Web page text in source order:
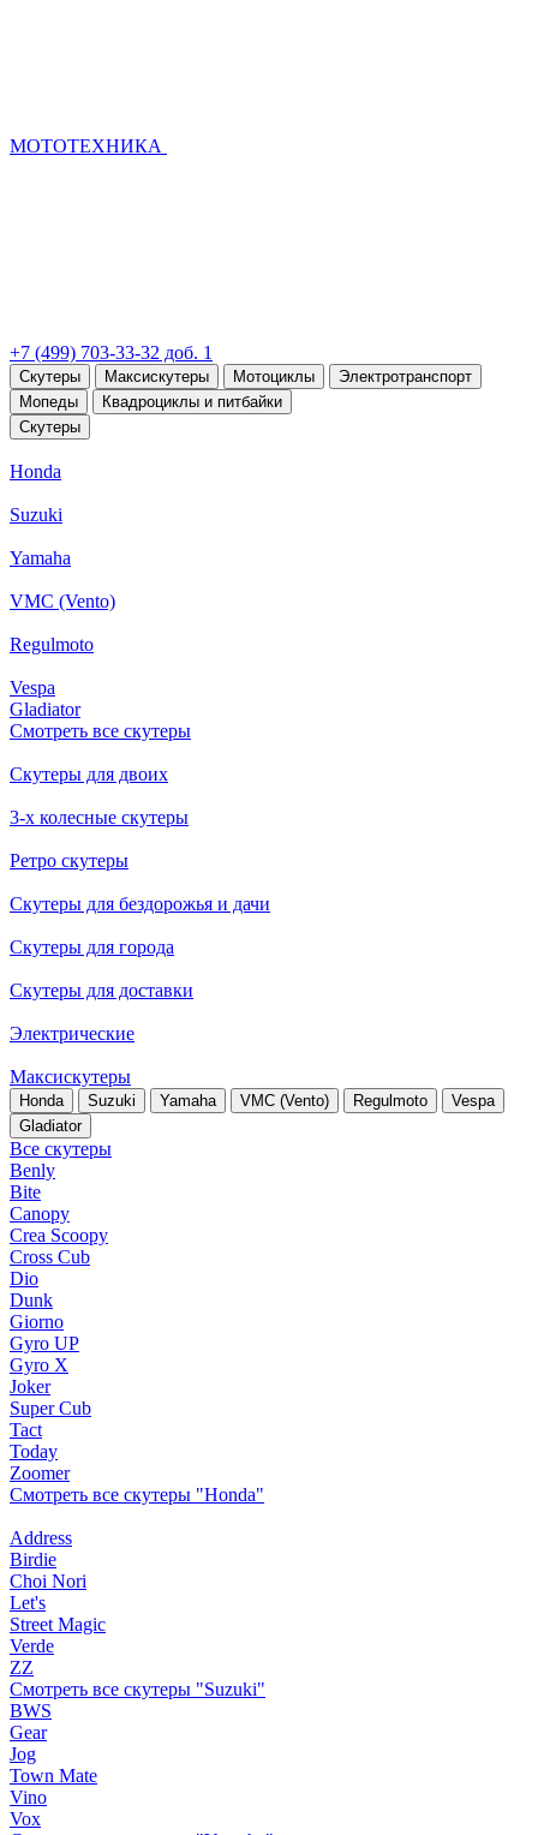
МОТОТЕХНИКА
+7 (499) 703-33-32 доб. 1
Скутеры Максискутеры Мотоциклы
Электротранспорт
Мопеды
Квадроциклы и питбайки
Скутеры
Honda
Suzuki
Yamaha
VMC (Vento)
Regulmoto
Vespa
Gladiator
Смотреть все скутеры
Скутеры для двоих
3-х колесные скутеры
Ретро скутеры
Скутеры для бездорожья и дачи
Скутеры для города
Скутеры для доставки
Электрические
Максискутеры
Honda Suzuki Yamaha VMC (Vento) Regulmoto
Vespa
Gladiator
Все скутеры
Benly
Bite
Canopy
Crea Scoopy
Cross Cub
Dio
Dunk
Giorno
Gyro UP
Gyro X
Joker
Super Cub
Tact
Today
Zoomer
Смотреть все скутеры "Honda"
Address
Birdie
Choi Nori
Let's
Street Magic
Verde
ZZ
Смотреть все скутеры "Suzuki"
BWS
Gear
Jog
Town Mate
Vino
Vox